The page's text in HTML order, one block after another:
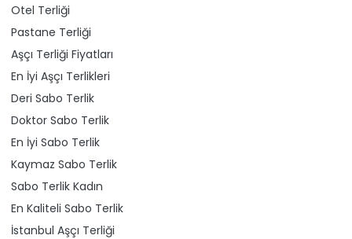
Otel Terliği
Pastane Terliği
Aşçı Terliği Fiyatları
En İyi Aşçı Terlikleri
Deri Sabo Terlik
Doktor Sabo Terlik
En İyi Sabo Terlik
Kaymaz Sabo Terlik
Sabo Terlik Kadın
En Kaliteli Sabo Terlik
İstanbul Aşçı Terliği